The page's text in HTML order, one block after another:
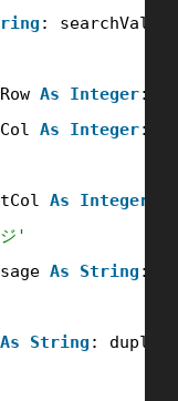
: searchValue
As Integer:
As Integer:
As Integer
'
As String :
As String :